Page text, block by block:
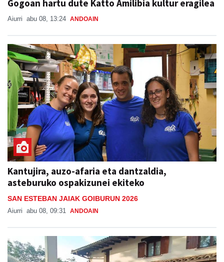
Gogoan hartu dute Katto Amilibia kultur eragilea
Aiurri abu 08, 13:24 ANDOAIN
Kantujira, auzo-afaria eta dantzaldia,
asteburuko ospakizunei ekiteko
SAN ESTEBAN JAIAK GOIBURUN 2026
Aiurri abu 08, 09:31 ANDOAIN